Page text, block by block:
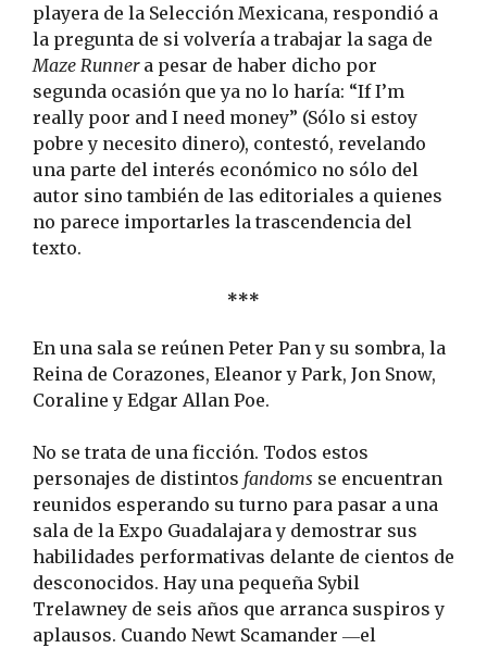
playera de la Selección Mexicana, respondió a
la pregunta de si volvería a trabajar la saga de
Maze Runner a pesar de haber dicho por
segunda ocasión que ya no lo haría: “If I’m
really poor and I need money” (Sólo si estoy
pobre y necesito dinero), contestó, revelando
una parte del interés económico no sólo del
autor sino también de las editoriales a quienes
no parece importarles la trascendencia del
texto.
***
En una sala se reúnen Peter Pan y su sombra, la
Reina de Corazones, Eleanor y Park, Jon Snow,
Coraline y Edgar Allan Poe.
No se trata de una ficción. Todos estos
personajes de distintos fandoms se encuentran
reunidos esperando su turno para pasar a una
sala de la Expo Guadalajara y demostrar sus
habilidades performativas delante de cientos de
desconocidos. Hay una pequeña Sybil
Trelawney de seis años que arranca suspiros y
aplausos. Cuando Newt Scamander ―el